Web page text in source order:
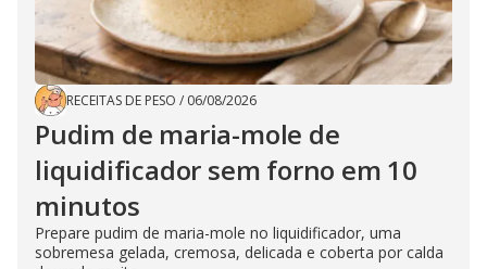
RECEITAS DE PESO / 06/08/2026
Pudim de maria-mole de
liquidificador sem forno em 10
minutos
Prepare pudim de maria-mole no liquidificador, uma
sobremesa gelada, cremosa, delicada e coberta por calda